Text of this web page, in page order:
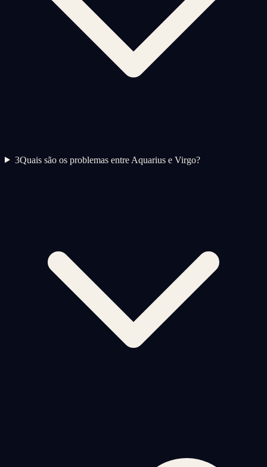
3Quais são os problemas entre Aquarius e Virgo?